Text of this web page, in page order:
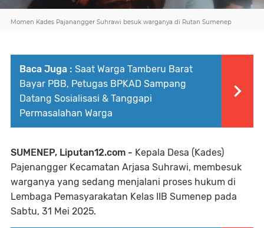
Momen Kades Pajanangger Suhrawi besuk warganya di Rutan Sumenep
Baca Juga : Saat Warga Tamberu Barat
Bayar PBB, Petugas BPKAD Sampang
Datang Sosialisasi & Tanggapi
Permasalahan Warga
SUMENEP, Liputan12.com - Kepala Desa (Kades)
Pajenangger Kecamatan Arjasa Suhrawi, membesuk
warganya yang sedang menjalani proses hukum di
Lembaga Pemasyarakatan Kelas IIB Sumenep pada
Sabtu, 31 Mei 2025.